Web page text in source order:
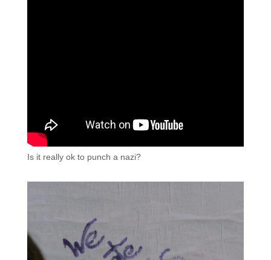
Is it really ok to punch a nazi?